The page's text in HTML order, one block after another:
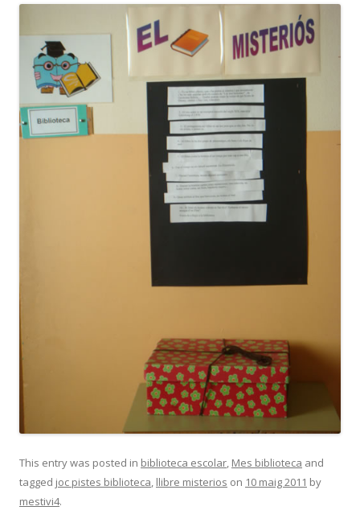
This entry was posted in biblioteca escolar, Mes biblioteca and
tagged joc pistes biblioteca, llibre misterios on 10 maig 2011 by
mestivi4.